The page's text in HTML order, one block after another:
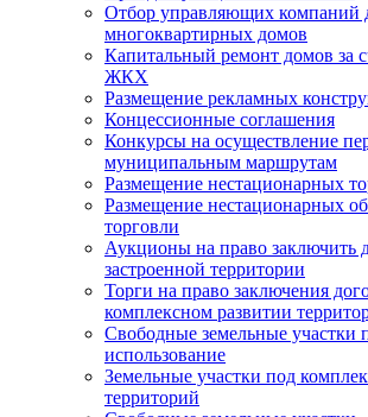
Отбор управляющих компаний
многоквартирных домов
Капитальный ремонт домов за
ЖКХ
Размещение рекламных
Концессионные соглашения
Конкурсы на осуществление
муниципальным маршрутам
Размещение нестационарных
Размещение нестационарных
торговли
Аукционы на право заключить
застроенной территории
Торги на право заключения
комплексном развитии
Свободные земельные участки
использование
Земельные участки под
территорий